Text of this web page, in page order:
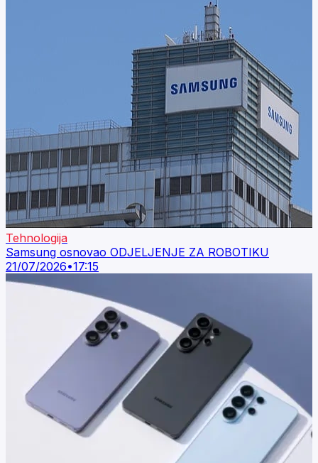
Tehnologija
Samsung osnovao ODJELJENJE ZA ROBOTIKU
21/07/2026•17:15